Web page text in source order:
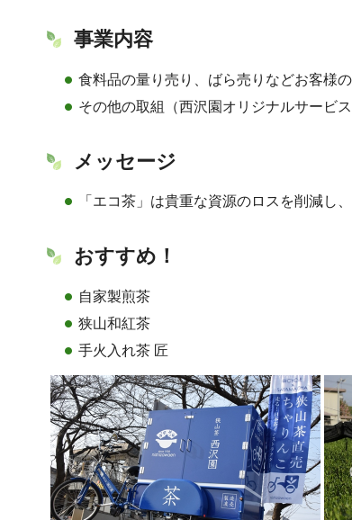
事業内容
食料品の量り売り、ばら売りなどお客様
その他の取組（西沢園オリジナルサービ
メッセージ
「エコ茶」は貴重な資源のロスを削減し
おすすめ！
自家製煎茶
狭山和紅茶
手火入れ茶 匠